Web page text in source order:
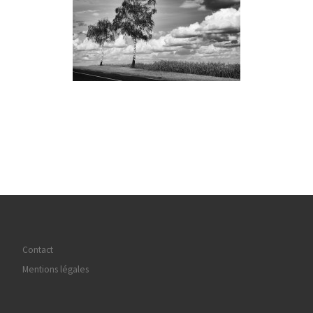
Contact
Mentions légales